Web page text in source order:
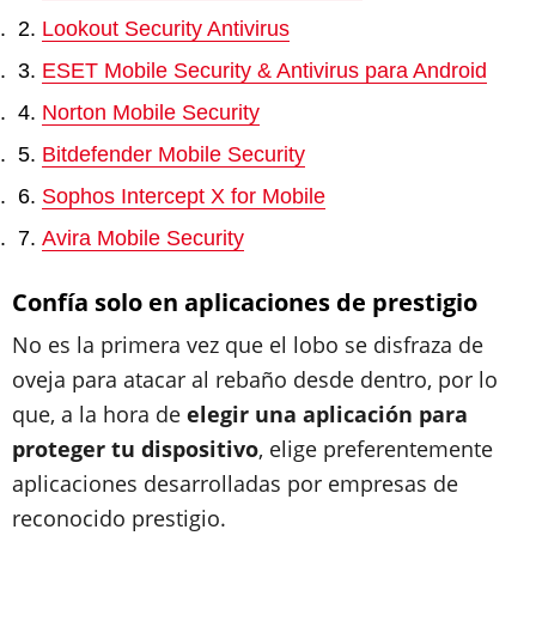
Lookout Security Antivirus
ESET Mobile Security & Antivirus para Android
Norton Mobile Security
Bitdefender Mobile Security
Sophos Intercept X for Mobile
Avira Mobile Security
Confía solo en aplicaciones de prestigio
No es la primera vez que el lobo se disfraza de
oveja para atacar al rebaño desde dentro, por lo
que, a la hora de elegir una aplicación para
proteger tu dispositivo, elige preferentemente
aplicaciones desarrolladas por empresas de
reconocido prestigio.